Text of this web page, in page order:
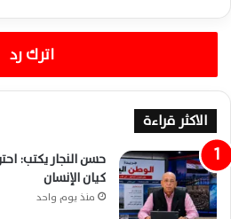
اترك رد
الاكثر قراءة
حسن النجار يكتب:
كيان الإنسان
منذ يوم واحد